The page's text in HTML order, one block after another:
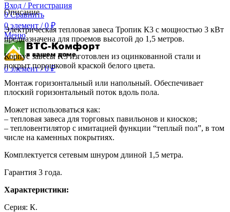
Вход / Регистрация
0 Сравнить
0элемент / 0 ₽
Меню
0элемент / 0₽
Описание
Электрическая тепловая завеса Тропик К3 с мощностью 3 кВт
предназначена для проемов высотой до 1,5 метров.
Корпус завесы K3 изготовлен из оцинкованной стали и
покрыт порошковой краской белого цвета.
Монтаж горизонтальный или напольный. Обеспечивает
плоский горизонтальный поток вдоль пола.
Может использоваться как:
– тепловая завеса для торговых павильонов и киосков;
– тепловентилятор с имитацией функции “теплый пол”, в том
числе на каменных покрытиях.
Комплектуется сетевым шнуром длиной 1,5 метра.
Гарантия 3 года.
Характеристики:
Серия: К.